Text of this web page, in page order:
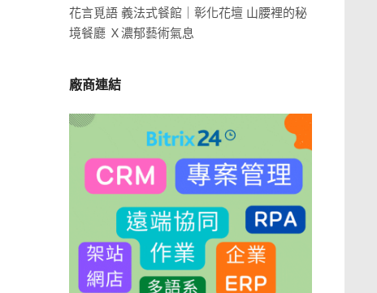
花言覓語 義法式餐館｜彰化花壇 山腰裡的秘
境餐廳 Ｘ濃郁藝術氣息
廠商連結